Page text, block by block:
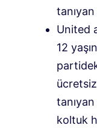
United
12
koltuk